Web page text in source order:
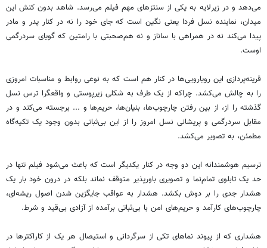
می‌دهد و در زیرلایه به یکی از سنتزهای مهم فیلم می‌رسد. شاهد بدون کنش این
میدان، نماینده نسل فردا یعنی نگین است که جای خود را نه در کنار پدر و مادر
پیدا می‌کند نه در همراهی با ساناز و نه هم‌صحبتی با رامتین که گویای سردرگمی
اوست.
قرینه‌پردازی این رویارویی‌ها در کنار هم است که به نوعی روابط و مناسبات امروزی
را به چالش می‌کشد. چراکه از یک طرف به شکلی زیرپوستی و واقعگرا ترس نسل
گذشته را از، از بین رفتن چارچوب‌ها، بنیان‌ها، حریم‌ها و ... برجسته می‌کند و در
مقابل سردرگمی و پریشانی نسل امروز را از این بی‌ثباتی بدون وجود یک تکیه‌گاه
مطمئن، به تصویر می‌کشد.
ترسیم هوشمندانه این دو وجه در کنار یکدیگر است که باعث می‌شود فیلم تنها در
حد یک تابلوی تمام‌نما و تصویری باورپذیر متوقف نماند بلکه در درون خود بار یک
هشدار جدی را بر دوش بکشد. هشدار به عواقب جایگزین شدن اصول ریشه‌ای،
چارچوب‌های کارآمد و حریم‌های امن با بی‌ثباتی برآمده از آزادی بی‌قید و شرط.
هشداری که از پیوند نماهای تکی از سرگردانی و استیصال هر یک از کاراکترها در